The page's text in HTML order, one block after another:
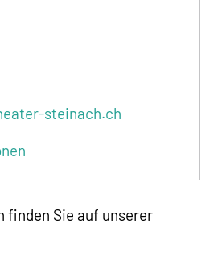
steinach.ch
finden Sie auf unserer